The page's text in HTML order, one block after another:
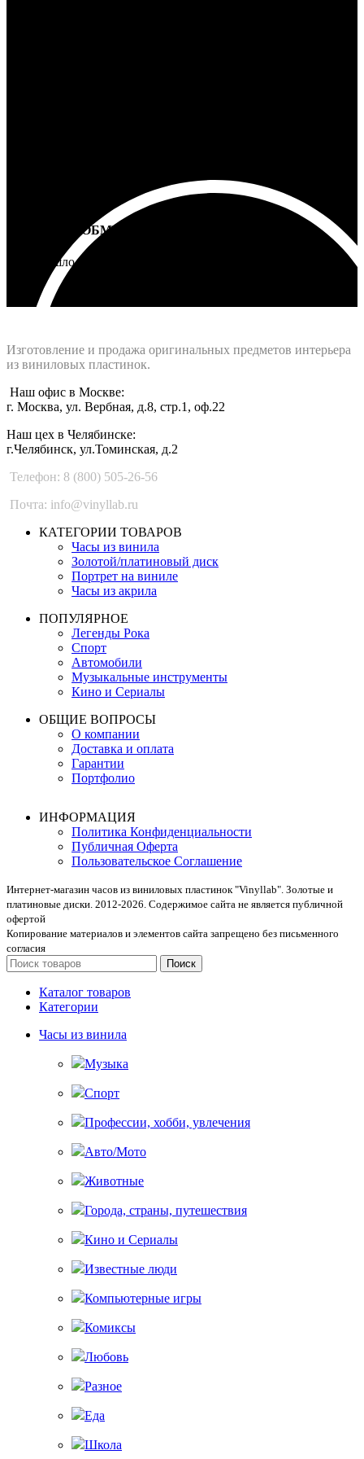
ВОЗВРАТ И ОБМЕН
Не подошло - вернем деньги
Изготовление и продажа оригинальных предметов интерьера
из виниловых пластинок.
Наш офис в Москве:
г. Москва, ул. Вербная, д.8, стр.1, оф.22
Наш цех в Челябинске:
г.Челябинск, ул.Томинская, д.2
Телефон: 8 (800) 505-26-56
Почта: info@vinyllab.ru
КАТЕГОРИИ ТОВАРОВ
Часы из винила
Золотой/платиновый диск
Портрет на виниле
Часы из акрила
ПОПУЛЯРНОЕ
Легенды Рока
Спорт
Автомобили
Музыкальные инструменты
Кино и Сериалы
ОБЩИЕ ВОПРОСЫ
О компании
Доставка и оплата
Гарантии
Портфолио
ИНФОРМАЦИЯ
Политика Конфиденциальности
Публичная Оферта
Пользовательское Соглашение
Интернет-магазин часов из виниловых пластинок "Vinyllab". Золотые и
платиновые диски. 2012-2026. Содержимое сайта не является публичной
офертой
Копирование материалов и элементов сайта запрещено без письменного
согласия
Поиск
Каталог товаров
Категории
Часы из винила
Музыка
Спорт
Профессии, хобби, увлечения
Авто/Мото
Животные
Города, страны, путешествия
Кино и Сериалы
Известные люди
Компьютерные игры
Комиксы
Любовь
Разное
Еда
Школа